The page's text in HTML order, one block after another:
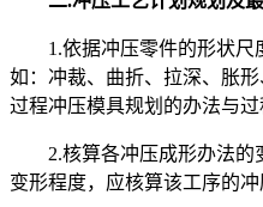
1.依据冲压零件的形状尺
如：冲裁、曲折、拉深、胀
过程冲压模具规划的办法与过
2.核算各冲压成形办法的
变形程度，应核算该工序的冲